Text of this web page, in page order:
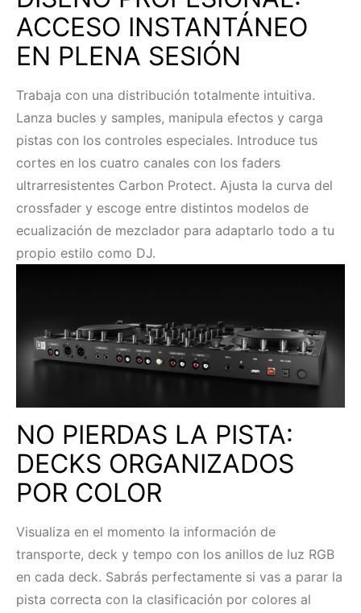
ACCESO INSTANTÁNEO
EN PLENA SESIÓN
Trabaja con una distribución totalmente intuitiva.
Lanza bucles y samples, manipula efectos y carga
pistas con los controles especiales. Introduce tus
cortes en los cuatro canales con los faders
ultrarresistentes Carbon Protect. Ajusta la curva del
crossfader y escoge entre distintos modelos de
ecualización de mezclador para adaptarlo todo a tu
propio estilo como DJ.
NO PIERDAS LA PISTA:
DECKS ORGANIZADOS
POR COLOR
Visualiza en el momento la información de
transporte, deck y tempo con los anillos de luz RGB
en cada deck. Sabrás perfectamente si vas a parar la
pista correcta con la clasificación por colores al